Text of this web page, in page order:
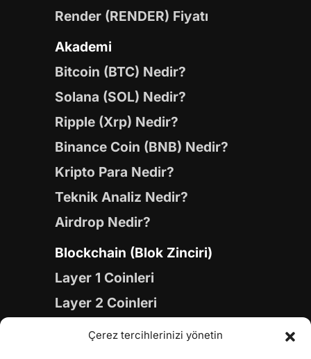
Çerez tercihlerinizi yönetin
Render (RENDER) Fiyatı
Akademi
Bitcoin (BTC) Nedir?
Solana (SOL) Nedir?
Ripple (Xrp) Nedir?
Binance Coin (BNB) Nedir?
Kripto Para Nedir?
Teknik Analiz Nedir?
Airdrop Nedir?
Blockchain (Blok Zinciri)
Layer 1 Coinleri
Layer 2 Coinleri
Yapay Zeka (AI) Coinleri